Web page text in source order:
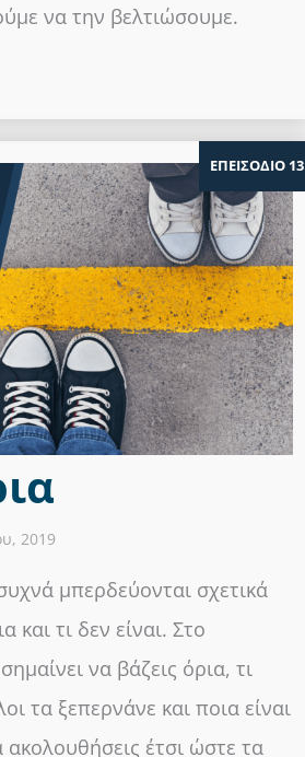
να την βελτιώσουμε.
ΕΠΕΙΣΟΔΙΟ 13
2019
μπερδεύονται σχετικά
και τι δεν είναι. Στο
να βάζεις όρια, τι
τα ξεπερνάνε και ποια είναι
έτσι ώστε τα